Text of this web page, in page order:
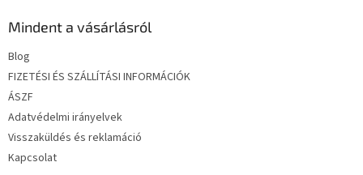
Mindent a vásárlásról
Blog
FIZETÉSI ÉS SZÁLLÍTÁSI INFORMÁCIÓK
ÁSZF
Adatvédelmi irányelvek
Visszaküldés és reklamáció
Kapcsolat